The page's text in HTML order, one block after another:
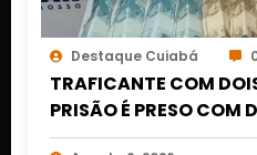
Destaque Cuiabá
TRAFICANTE COM
PRISÃO É PRESO COM
DINHEIRO NO 1º DE